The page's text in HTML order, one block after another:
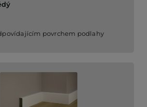
povrchem podlahy